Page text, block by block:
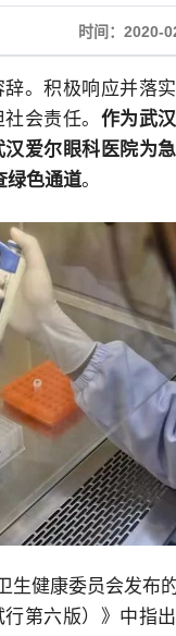
时间：2020-
。积极响应并落
会责任。 作为武
汉爱尔眼科医院为
绿色通道。
生健康委员会发布
第六版）》中指